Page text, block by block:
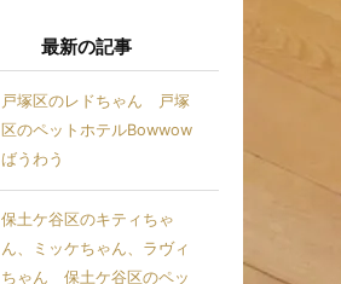
最新の記事
戸塚区のレドちゃん 戸塚
区のペットホテルBowwow
ばうわう
保土ケ谷区のキティちゃ
ん、ミッケちゃん、ラヴィ
ちゃん 保土ケ谷区のペッ